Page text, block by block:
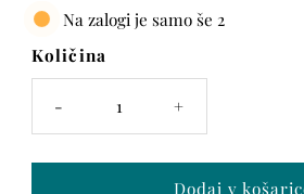
Na zalogi je samo še 2
Količina
- +